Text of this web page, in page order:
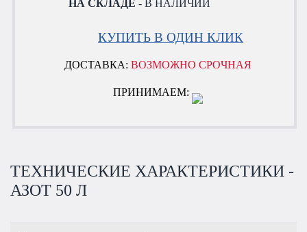
НА СКЛАДЕ - В НАЛИЧИИ
КУПИТЬ В ОДИН КЛИК
ДОСТАВКА:ВОЗМОЖНО СРОЧНАЯ
ПРИНИМАЕМ:
ТЕХНИЧЕСКИЕ ХАРАКТЕРИСТИКИ -
АЗОТ 50 Л